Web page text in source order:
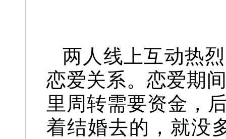
两人线上互动热
恋爱关系。恋爱期
里周转需要资金，
着结婚去的，就没